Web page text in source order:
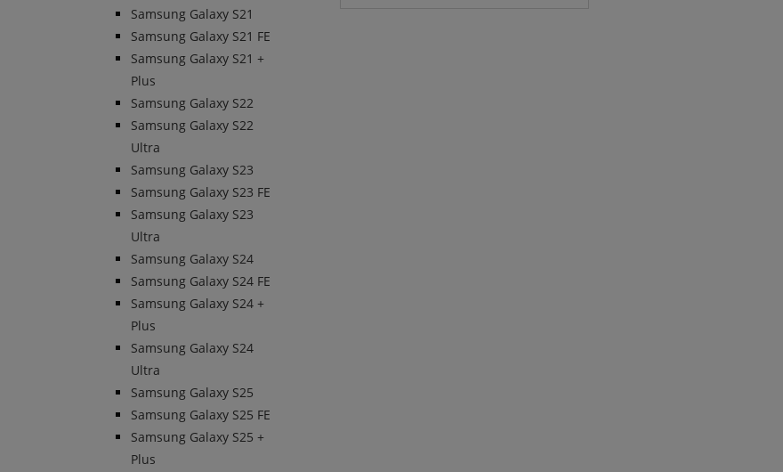
Samsung Galaxy S21
Samsung Galaxy S21 FE
Samsung Galaxy S21 +
Plus
Samsung Galaxy S22
Samsung Galaxy S22
Ultra
Samsung Galaxy S23
Samsung Galaxy S23 FE
Samsung Galaxy S23
Ultra
Samsung Galaxy S24
Samsung Galaxy S24 FE
Samsung Galaxy S24 +
Plus
Samsung Galaxy S24
Ultra
Samsung Galaxy S25
Samsung Galaxy S25 FE
Samsung Galaxy S25 +
Plus